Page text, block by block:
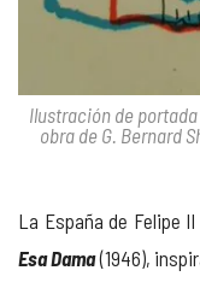
Ilustración de
obra de G. Bernard
La España de Felipe
Esa Dama(1946),